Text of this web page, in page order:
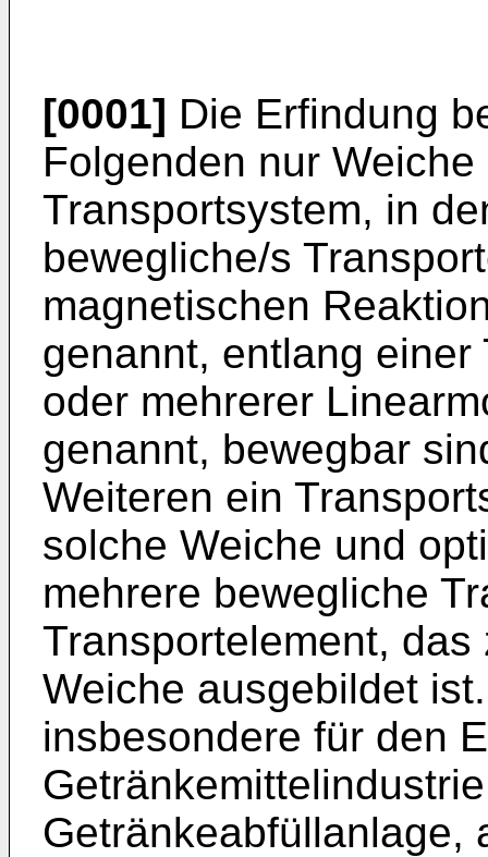
[0001] Die Erfindung
Folgenden nur
Transportsystem, in
bewegliche/s
magnetischen
genannt, entlang
oder mehrerer
genannt, bewegbar
Weiteren ein
solche Weiche und
mehrere bewegliche
Transportelement,
Weiche ausgebildet
insbesondere für den
Getränkeabfüllanlage,